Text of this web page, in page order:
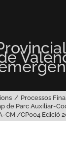
Processos
de Parc Auxiliar-
CM /CP004 Edició